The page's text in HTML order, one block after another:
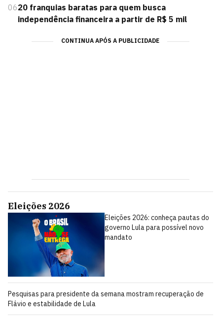
0620 franquias baratas para quem busca
independência financeira a partir de R$ 5 mil
CONTINUA APÓS A PUBLICIDADE
Eleições 2026
Eleições 2026: conheça pautas do
governo Lula para possível novo
mandato
Pesquisas para presidente da semana mostram recuperação de
Flávio e estabilidade de Lula